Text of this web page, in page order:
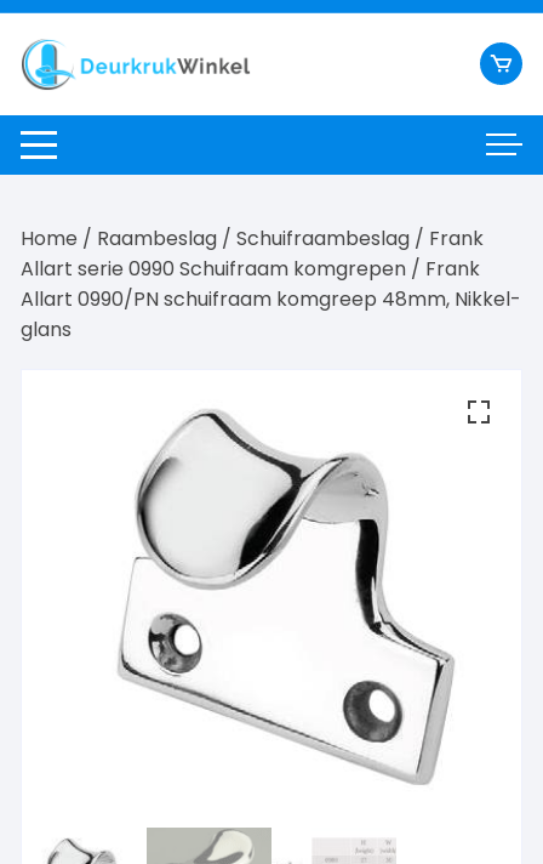
Ga
naar
inhoud
Home / Raambeslag /Schuifraambeslag / Frank
Allart serie 0990 Schuifraam komgrepen / Frank
Allart 0990/PN schuifraam komgreep 48mm, Nikkel-
glans